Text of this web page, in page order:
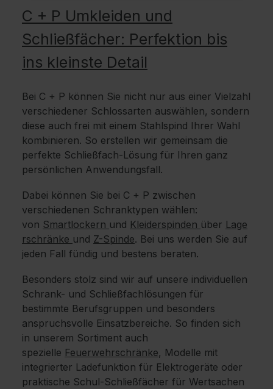
C + P Umkleiden und
Schließfächer: Perfektion bis
ins kleinste Detail
Bei C + P können Sie nicht nur aus einer Vielzahl
verschiedener Schlossarten auswählen, sondern
diese auch frei mit einem Stahlspind Ihrer Wahl
kombinieren. So erstellen wir gemeinsam die
perfekte Schließfach-Lösung für Ihren ganz
persönlichen Anwendungsfall.
Dabei können Sie bei C + P zwischen
verschiedenen Schranktypen wählen:
von Smartlockern und Kleiderspinden über Lage
rschränke und Z-Spinde. Bei uns werden Sie auf
jeden Fall fündig und bestens beraten.
Besonders stolz sind wir auf unsere individuellen
Schrank- und Schließfachlösungen für
bestimmte Berufsgruppen und besonders
anspruchsvolle Einsatzbereiche. So finden sich
in unserem Sortiment auch
spezielle Feuerwehrschränke, Modelle mit
integrierter Ladefunktion für Elektrogeräte oder
praktische Schul-Schließfächer für Wertsachen